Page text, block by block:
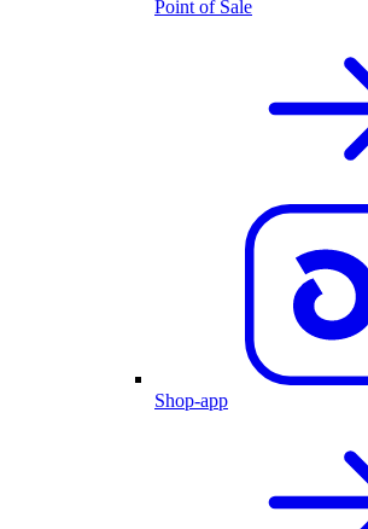
Point of Sale
Shop-app